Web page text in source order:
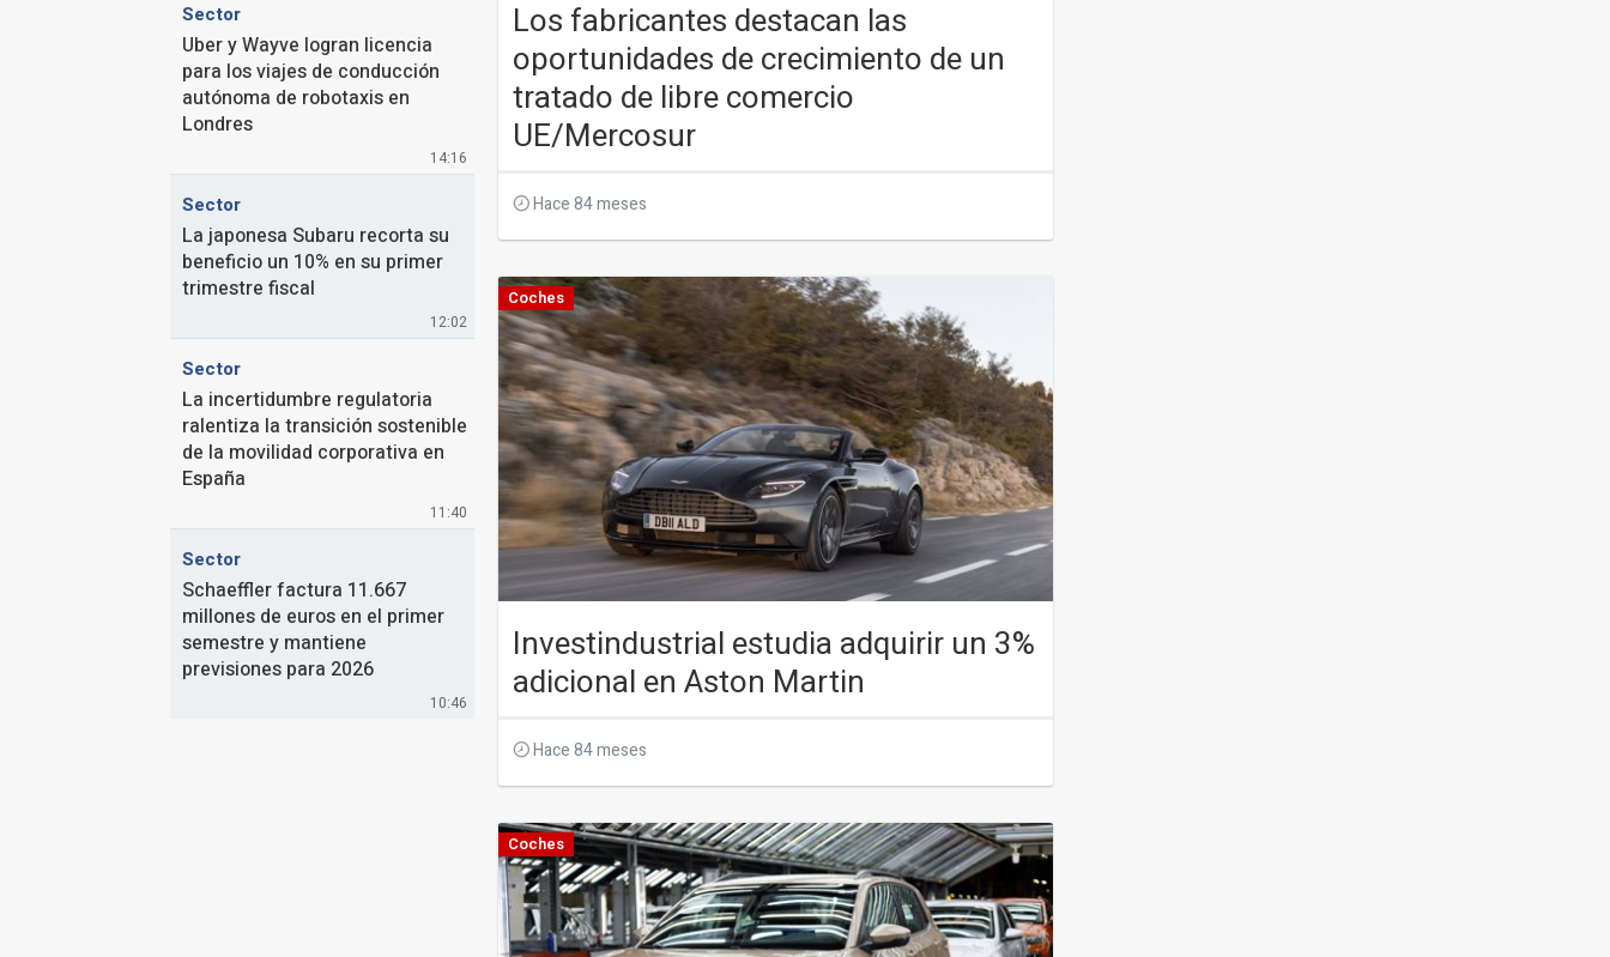
14:16
Sector
Uber y Wayve logran licencia
para los viajes de conducción
autónoma de robotaxis en
Londres
12:02
Sector
La japonesa Subaru recorta su
beneficio un 10% en su primer
trimestre fiscal
11:40
Sector
La incertidumbre regulatoria
ralentiza la transición sostenible
de la movilidad corporativa en
España
10:46
Sector
Schaeffler factura 11.667
millones de euros en el primer
semestre y mantiene
previsiones para 2026
Los fabricantes destacan las
oportunidades de crecimiento de un
tratado de libre comercio
UE/Mercosur
Hace 84 meses
Coches
Investindustrial estudia adquirir un 3%
adicional en Aston Martin
Hace 84 meses
Coches